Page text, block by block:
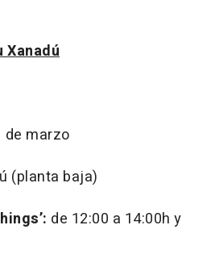
Xanadú
de marzo
(planta baja)
de 12:00 a 14:00h y